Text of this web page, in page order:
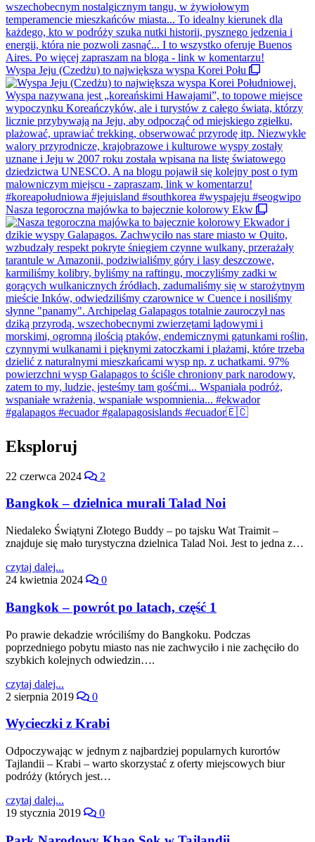
Wyspa Jeju (Czedżu) to największa wyspa Korei Połu
Nasza tegoroczna majówka to bajecznie kolorowy Ekw
Eksploruj
22 czerwca 2024 2
Bangkok – dzielnica murali Talad Noi
Niedaleko Świątyni Złotego Buddy – po tajsku Wat Traimit –
znajduje się mało turystyczna dzielnica Talad Noi. Jest to jedna z…
czytaj dalej...
24 kwietnia 2024
0
Bangkok – powrót po latach, część 1
Po prawie dekadzie wróciliśmy do Bangkoku. Podczas
poprzedniego pobytu miasto nas nie zachwyciło i nie zachęciło do
szybkich kolejnych odwiedzin….
czytaj dalej...
2 sierpnia 2019
0
Wycieczki z Krabi
Odpoczywając w jednym z najbardziej popularnych kurortów
Tajlandii – Krabi – warto skorzystać z oferty miejscowych biur
podróży (których jest…
czytaj dalej...
19 stycznia 2019
0